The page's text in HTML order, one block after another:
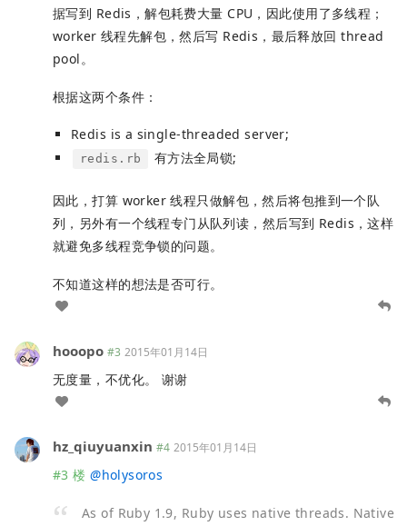
据写到 Redis，解包耗费大量 CPU，因此使用了多线程；
worker 线程先解包，然后写 Redis，最后释放回 thread
pool。
根据这两个条件：
Redis is a single-threaded server;
redis.rb 有方法全局锁;
因此，打算 worker 线程只做解包，然后将包推到一个队
列，另外有一个线程专门从队列读，然后写到 Redis，这样
就避免多线程竞争锁的问题。
不知道这样的想法是否可行。
hooopo #3 2015年01月14日
无度量，不优化。 谢谢
hz_qiuyuanxin #4 2015年01月14日
#3 楼 @holysoros
As of Ruby 1.9, Ruby uses native threads. Native